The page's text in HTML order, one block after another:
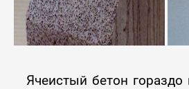
Ячеистый бетон